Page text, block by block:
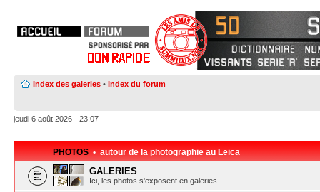
Index des galeries • Index du forum
jeudi 6 août 2026 - 23:07
PHOTOS • autour de la photographie au Leica
GALERIES
Ici, les photos s'exposent en galeries